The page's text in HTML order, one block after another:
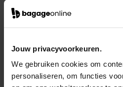
Jouw privacyvoorkeuren.
We gebruiken cookies om
personaliseren, om functies